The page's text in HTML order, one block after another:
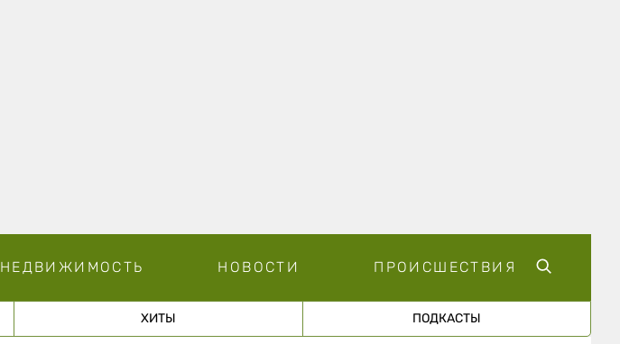
НЕДВИЖИМОСТЬ НОВОСТИ ПРОИСШЕСТВИЯ
ХИТЫ ПОДКАСТЫ